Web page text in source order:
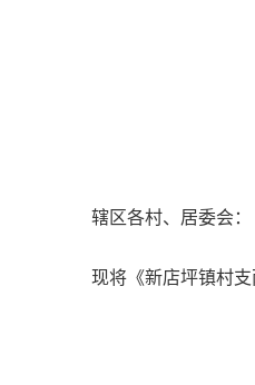
辖区各村、居委会：
现将《新店坪镇村